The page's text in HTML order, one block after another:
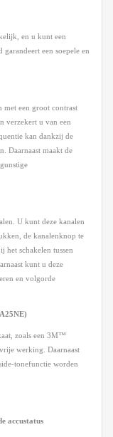
en u kunt een
een soepele en
een groot contrast
verzekert u van een
kan dankzij de
Daarnaast maakt de
U kunt deze kanalen
de kanalenknop te
schakelen tussen
kunt u deze
en volgorde
zoals een 3M™
werking. Daarnaast
tonefunctie worden
accustatus